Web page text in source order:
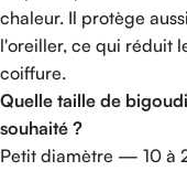
chaleur. Il protège
l'oreiller, ce qui réduit
coiffure.
Quelle taille de
souhaité ?
Petit diamètre — 10 à